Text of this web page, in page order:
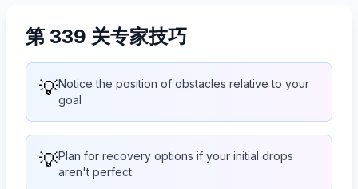
第 339 关专家技巧
💡Notice the position of obstacles relative to your
goal
💡Plan for recovery options if your initial drops
aren't perfect